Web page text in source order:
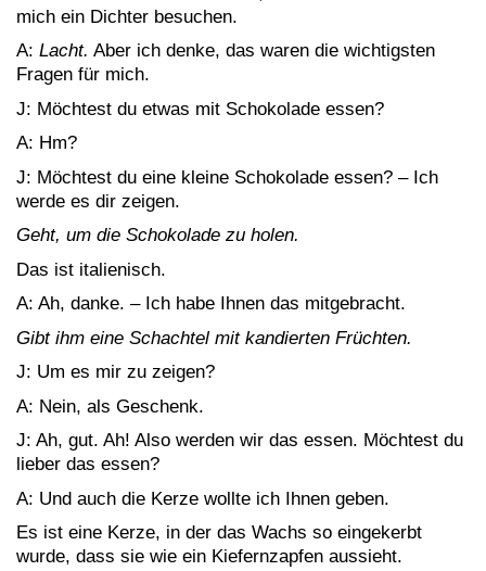
mich ein Dichter besuchen.
A: Lacht. Aber ich denke, das waren die wichtigsten
Fragen für mich.
J: Möchtest du etwas mit Schokolade essen?
A: Hm?
J: Möchtest du eine kleine Schokolade essen? – Ich
werde es dir zeigen.
Geht, um die Schokolade zu holen.
Das ist italienisch.
A: Ah, danke. – Ich habe Ihnen das mitgebracht.
Gibt ihm eine Schachtel mit kandierten Früchten.
J: Um es mir zu zeigen?
A: Nein, als Geschenk.
J: Ah, gut. Ah! Also werden wir das essen. Möchtest du
lieber das essen?
A: Und auch die Kerze wollte ich Ihnen geben.
Es ist eine Kerze, in der das Wachs so eingekerbt
wurde, dass sie wie ein Kiefernzapfen aussieht.